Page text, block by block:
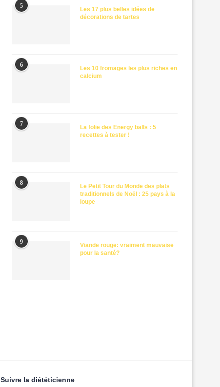
5
Les 17 plus belles idées de
décorations de tartes
6
Les 10 fromages les plus riches en
calcium
7
La folie des Energy balls : 5
recettes à tester !
8
Le Petit Tour du Monde des plats
traditionnels de Noël : 25 pays à la
loupe
9
Viande rouge: vraiment mauvaise
pour la santé?
Suivre la diététicienne